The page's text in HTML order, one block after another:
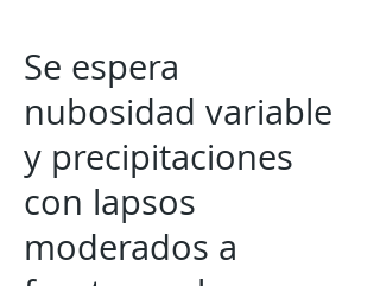
Se espera
nubosidad variable
y precipitaciones
con lapsos
moderados a